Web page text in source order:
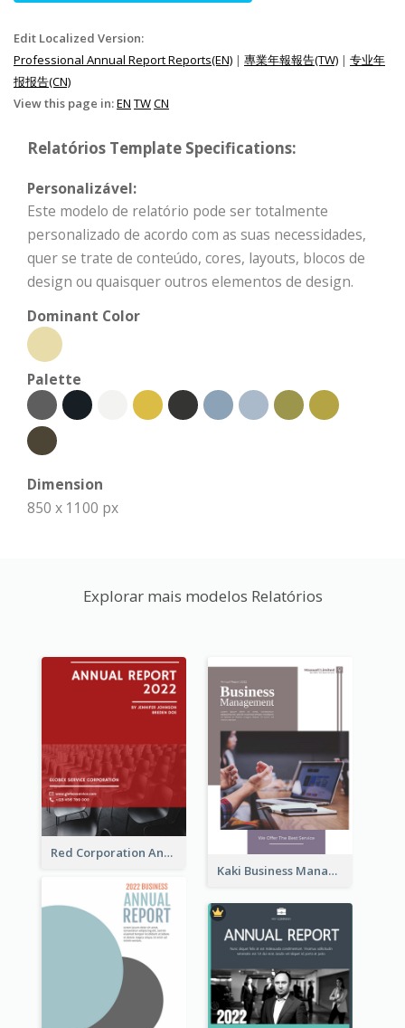
Edit Localized Version:
Professional Annual Report Reports(EN) | 專業年報報告(TW) | 专业年
报报告(CN)
View this page in:EN TWCN
Relatórios Template Specifications:
Personalizável:
Este modelo de relatório pode ser totalmente
personalizado de acordo com as suas necessidades,
quer se trate de conteúdo, cores, layouts, blocos de
design ou quaisquer outros elementos de design.
Dominant Color
Palette
Dimension
850 x 1100 px
Explorar mais modelos Relatórios
Red Corporation Annual Report
Kaki Business Management Reports